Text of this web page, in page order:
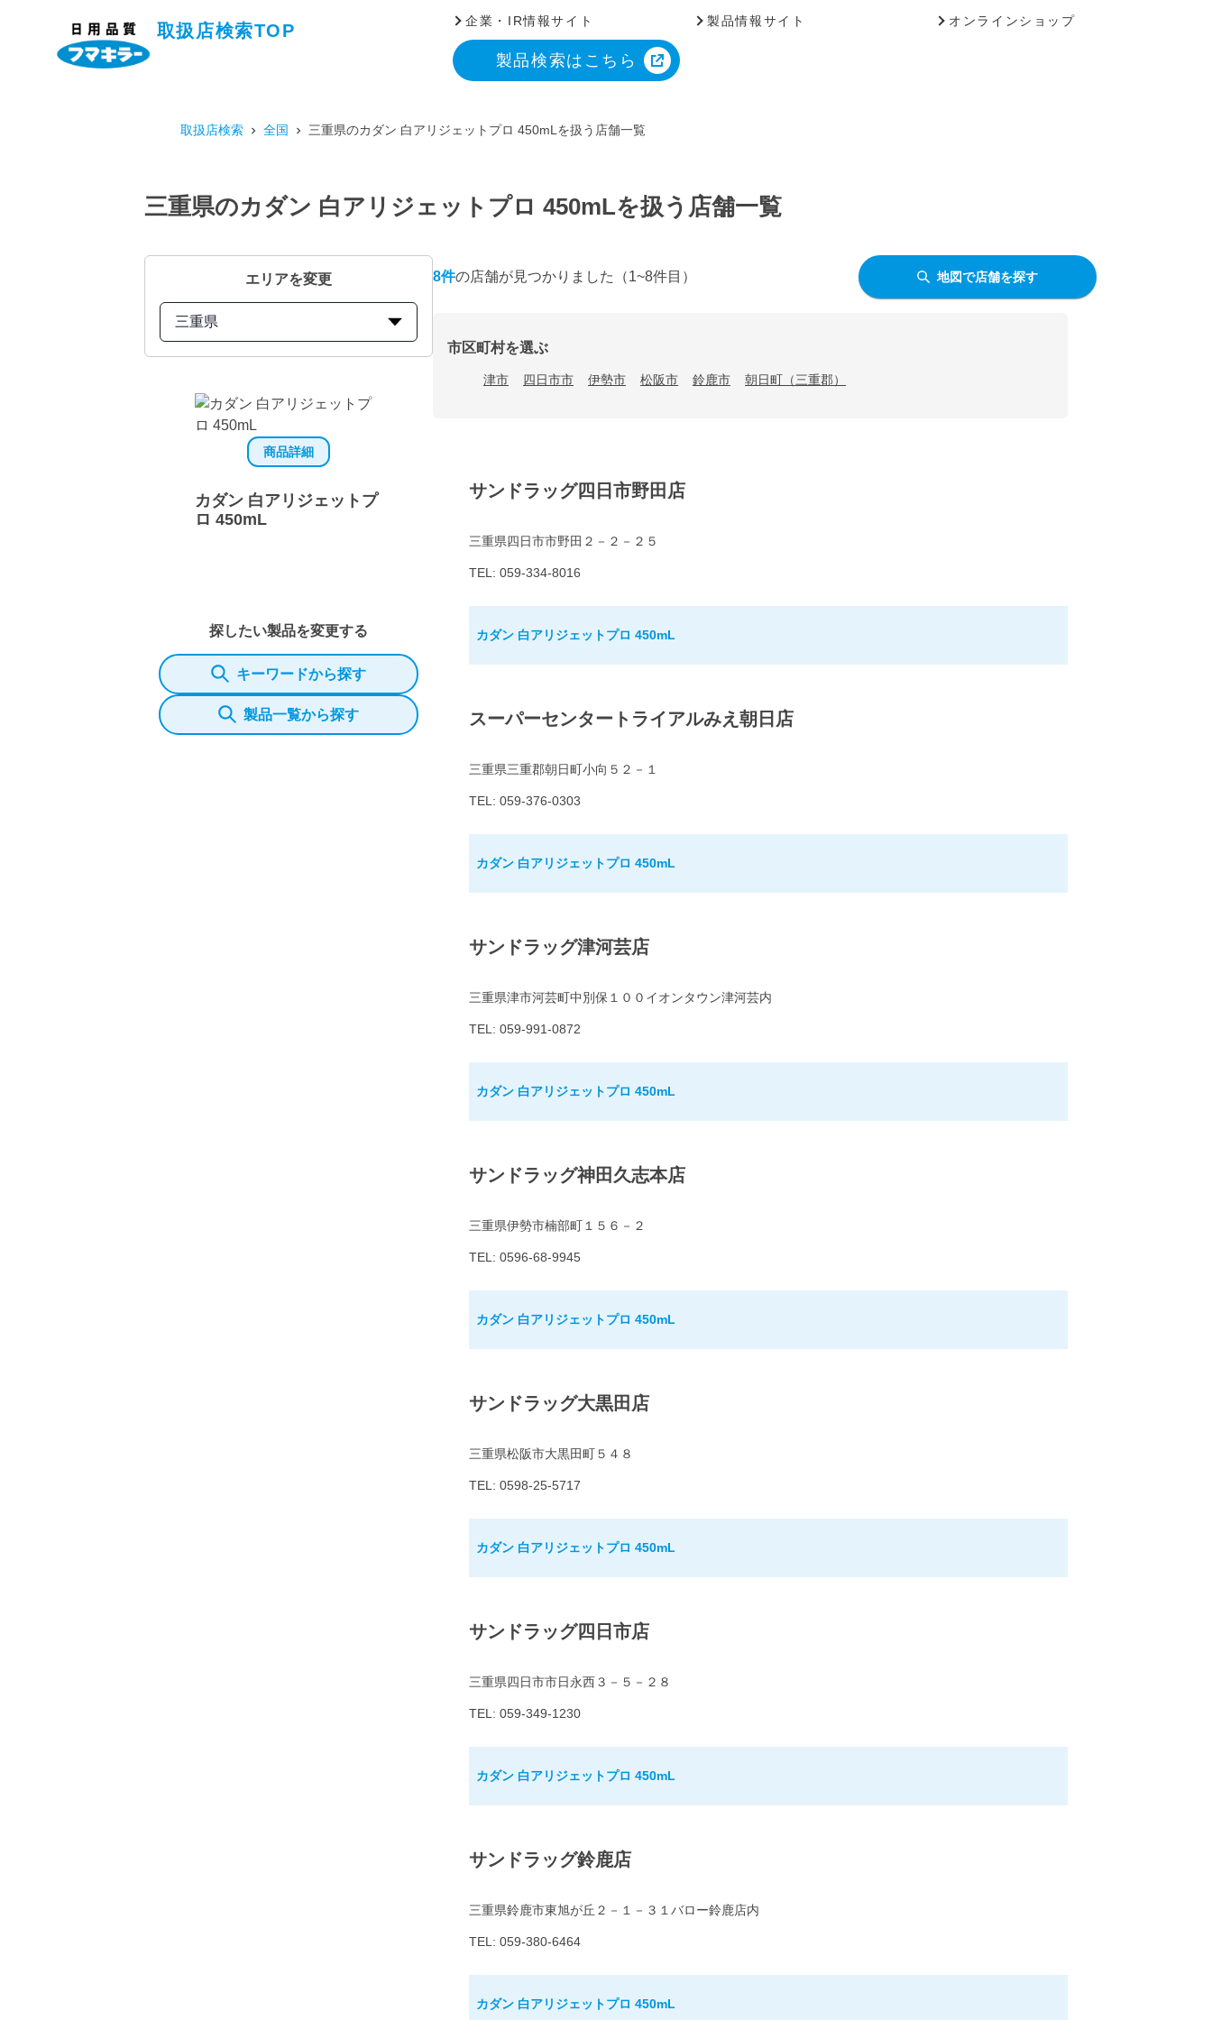
取扱店検索TOP
企業・IR情報サイト 製品情報サイト オンラインショップ
製品検索はこちら
取扱店検索 全国 三重県のカダン 白アリジェットプロ 450mLを扱う店舗一覧
三重県のカダン 白アリジェットプロ 450mLを扱う店舗一覧
エリアを変更
三重県
商品詳細
カダン 白アリジェットプ
ロ 450mL
探したい製品を変更する
キーワードから探す
製品一覧から探す
8件の店舗が見つかりました （1~8件目） 地図で店舗を探す
市区町村を選ぶ
津市 四日市市 伊勢市 松阪市 鈴鹿市 朝日町（三重郡）
サンドラッグ四日市野田店
三重県四日市市野田２－２－２５
TEL: 059-334-8016
カダン 白アリジェットプロ 450mL
スーパーセンタートライアルみえ朝日店
三重県三重郡朝日町小向５２－１
TEL: 059-376-0303
カダン 白アリジェットプロ 450mL
サンドラッグ津河芸店
三重県津市河芸町中別保１００イオンタウン津河芸内
TEL: 059-991-0872
カダン 白アリジェットプロ 450mL
サンドラッグ神田久志本店
三重県伊勢市楠部町１５６－２
TEL: 0596-68-9945
カダン 白アリジェットプロ 450mL
サンドラッグ大黒田店
三重県松阪市大黒田町５４８
TEL: 0598-25-5717
カダン 白アリジェットプロ 450mL
サンドラッグ四日市店
三重県四日市市日永西３－５－２８
TEL: 059-349-1230
カダン 白アリジェットプロ 450mL
サンドラッグ鈴鹿店
三重県鈴鹿市東旭が丘２－１－３１バロー鈴鹿店内
TEL: 059-380-6464
カダン 白アリジェットプロ 450mL